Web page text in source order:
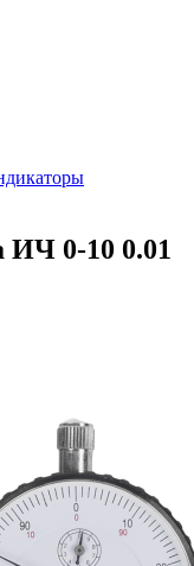
ИЧ 0-10 0.01